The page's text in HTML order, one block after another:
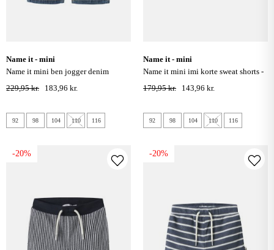
name it - mini
name it mini ben jogger denim
knickers - dark blue denim
229,95 kr. 183,96 kr.
92 98 104 110 116
name it - mini
name it mini imi korte sweat shorts -
pure cashmere
179,95 kr. 143,96 kr.
92 98 104 110 116
-20% -20%